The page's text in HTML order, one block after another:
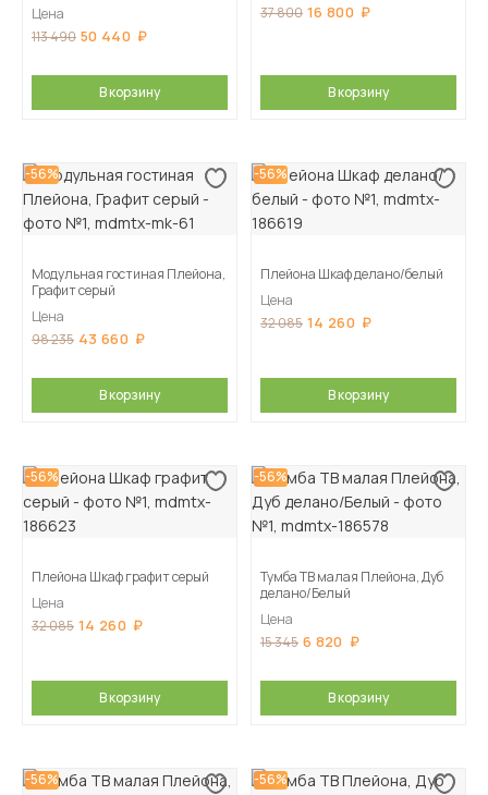
Цена
113 490 50 440
В корзину
37 800 16 800
В корзину
-56%
Модульная гостиная Плейона,
Графит серый
Цена
98 235 43 660
В корзину
-56%
Плейона Шкаф делано/белый
Цена
32 085 14 260
В корзину
-56%
Плейона Шкаф графит серый
Цена
32 085 14 260
В корзину
-56%
Тумба ТВ малая Плейона, Дуб
делано/Белый
Цена
15 345 6 820
В корзину
-56% -56%